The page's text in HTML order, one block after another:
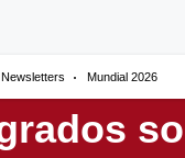
Newsletters Mundial 2026